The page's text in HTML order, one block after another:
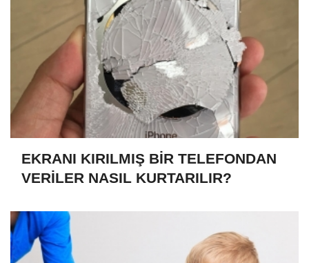
EKRANI KIRILMIŞ BİR TELEFONDAN
VERİLER NASIL KURTARILIR?